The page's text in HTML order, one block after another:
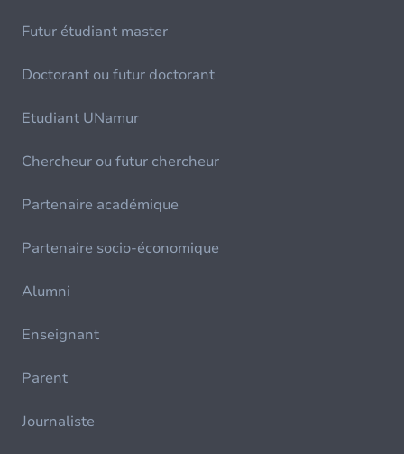
Futur étudiant master
Doctorant ou futur doctorant
Etudiant UNamur
Chercheur ou futur chercheur
Partenaire académique
Partenaire socio-économique
Alumni
Enseignant
Parent
Journaliste